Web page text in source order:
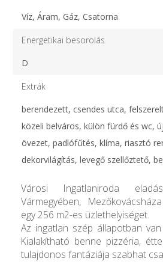
Víz, Áram, Gáz, Csatorna
Energetikai besorolás
D
Extrák
berendezett, csendes utca,
közeli belváros, külön fürdő és wc,
övezet, padlófűtés, klíma, riasztó
dekorvilágítás, levegő szellőztető,
Városi Ingatlaniroda
Vármegyében,
egy 256 m2-es üzlethelyiséget.
Az ingatlan szép állapotban
Kialakítható benne pizzéria,
tulajdonos fantáziája szabhat